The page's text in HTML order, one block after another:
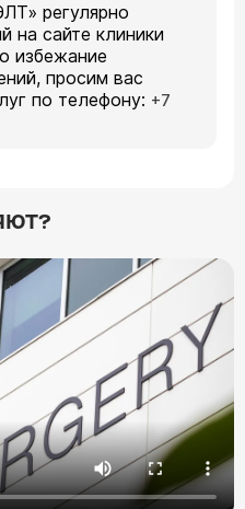
регулярно
на сайте клиники
избежание
просим вас
по телефону: +7